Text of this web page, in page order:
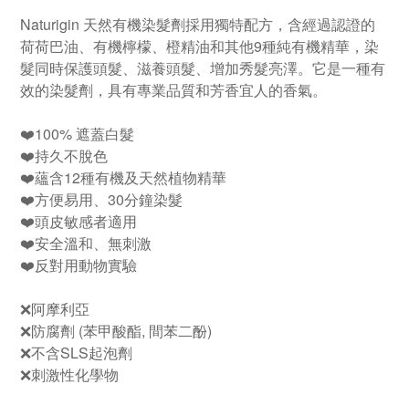
Naturigin 天然有機染髮劑採用獨特配方，含經過認證的
荷荷巴油、有機檸檬、橙精油和其他9種純有機精華，染
髮同時保護頭髮、滋養頭髮、增加秀髮亮澤。它是一種有
效的染髮劑，具有專業品質和芳香宜人的香氣。
❤️100% 遮蓋白髮
❤️持久不脫色
❤️蘊含12種有機及天然植物精華
❤️方便易用、30分鐘染髮
❤️頭皮敏感者適用
❤️安全溫和、無刺激
❤️反對用動物實驗
❌阿摩利亞
❌防腐劑 (苯甲酸酯, 間苯二酚)
❌不含SLS起泡劑
❌刺激性化學物